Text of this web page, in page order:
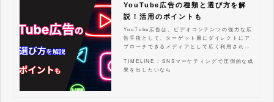
YouTube広告の種類と選び方を解
説！活用のポイントも
YouTube広告は、ビデオコンテンツの強力な広
告手段として、ターゲット層にダイレクトにア
プローチできるメディアとして広く利用されて
な形式でメッセージを届けることができるた
め、効率的にブランド認知度を高め、売上を伸
TIMELINE : SNSマーケティングで圧倒的な成
果を出したいなら